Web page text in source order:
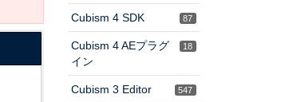
87
Cubism 4 SDK
18
Cubism 4 AEプラグ
イン
547
Cubism 3 Editor